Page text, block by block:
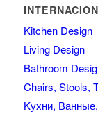
Kitchen Design
Living Design
Bathroom
Chairs, Stools,
Kухни,